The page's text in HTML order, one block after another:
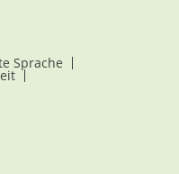
Sprache